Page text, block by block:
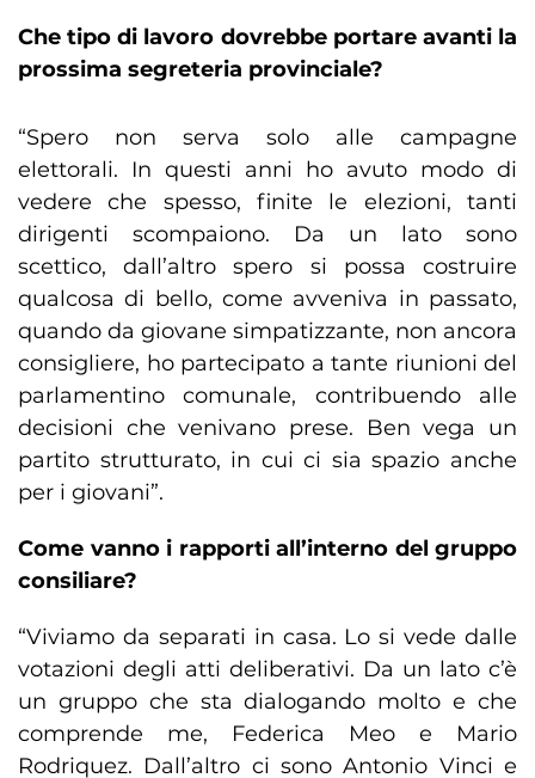
Che tipo di lavoro dovrebbe portare avanti la
prossima segreteria provinciale?
“Spero non serva solo alle campagne
elettorali. In questi anni ho avuto modo di
vedere che spesso, finite le elezioni, tanti
dirigenti scompaiono. Da un lato sono
scettico, dall’altro spero si possa costruire
qualcosa di bello, come avveniva in passato,
quando da giovane simpatizzante, non ancora
consigliere, ho partecipato a tante riunioni del
parlamentino comunale, contribuendo alle
decisioni che venivano prese. Ben vega un
partito strutturato, in cui ci sia spazio anche
per i giovani”.
Come vanno i rapporti all’interno del gruppo
consiliare?
“Viviamo da separati in casa. Lo si vede dalle
votazioni degli atti deliberativi. Da un lato c’è
un gruppo che sta dialogando molto e che
comprende me, Federica Meo e Mario
Rodriquez. Dall’altro ci sono Antonio Vinci e